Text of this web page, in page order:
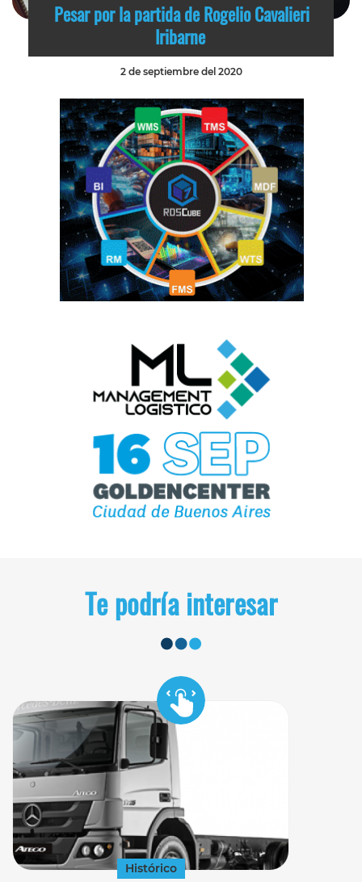
Pesar por la partida de Rogelio Cavalieri
Iribarne
2 de septiembre del 2020
Te podría interesar
Histórico